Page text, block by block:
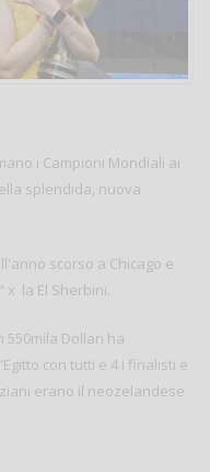
i Campioni Mondiali ai
splendida, nuova
scorso a Chicago e
x la El Sherbini.
550mila Dollari ha
con tutti e 4 i finalisti e
erano il neozelandese